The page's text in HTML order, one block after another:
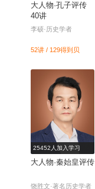
大人物·孔子评传
40讲
李硕·历史学者
52讲 / 129得到贝
25452人加入学习
大人物·秦始皇评传
饶胜文·著名历史学者